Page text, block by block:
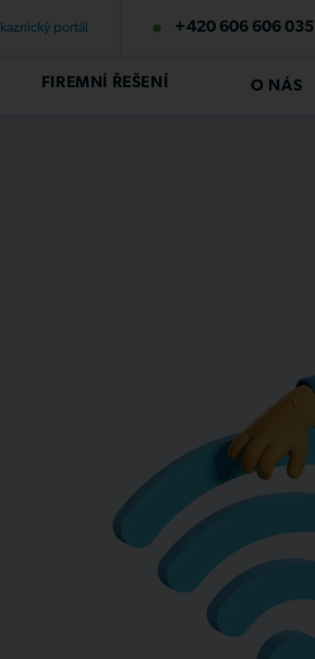
portál +420 606 606 035
FIREMNÍ ŘEŠENÍ O NÁS